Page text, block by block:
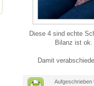
Diese 4 sind echte
Bilanz ist ok.
Damit
Aufgeschrieben